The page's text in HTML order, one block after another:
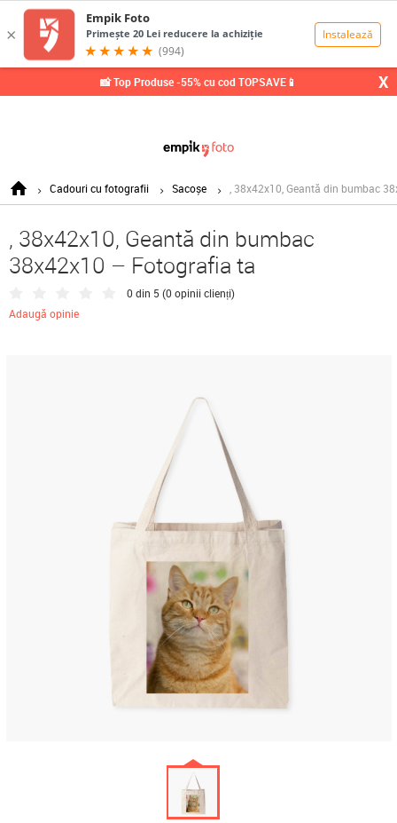
📸 Top Produse -55% cu cod TOPSAVE📱 X
Cadouri cu fotografii Sacoșe , 38x42x10, Geantă din bumbac
, 38x42x10, Geantă din bumbac
38x42x10 – Fotografia ta
0 din 5 (0 opinii clienți)
Adaugă opinie